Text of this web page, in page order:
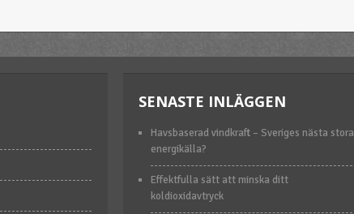
SENASTE INLÄGGEN
Havsbaserad vindkraft – Sveriges nästa stora
energikälla?
Effektfulla sätt att minska ditt
koldioxidavtryck